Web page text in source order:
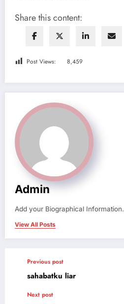
Share this content:
Post Views: 8,459
Admin
Add your Biographical Information.
View All Posts
Previous post
sahabatku liar
Next post